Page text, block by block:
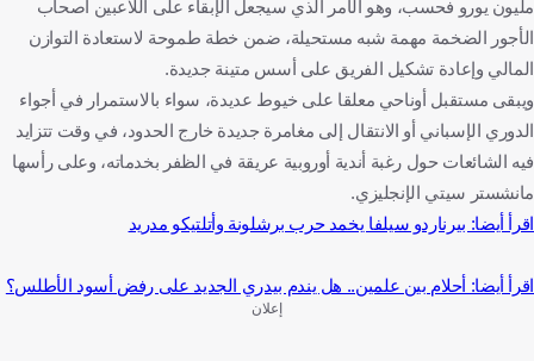
مليون يورو فحسب، وهو الأمر الذي سيجعل الإبقاء على اللاعبين أصحاب
الأجور الضخمة مهمة شبه مستحيلة، ضمن خطة طموحة لاستعادة التوازن
المالي وإعادة تشكيل الفريق على أسس متينة جديدة.
ويبقى مستقبل أوناحي معلقا على خيوط عديدة، سواء بالاستمرار في أجواء
الدوري الإسباني أو الانتقال إلى مغامرة جديدة خارج الحدود، في وقت تتزايد
فيه الشائعات حول رغبة أندية أوروبية عريقة في الظفر بخدماته، وعلى رأسها
مانشستر سيتي الإنجليزي.
اقرأ أيضا: بيرناردو سيلفا يخمد حرب برشلونة وأتلتيكو مدريد
اقرأ أيضا: أحلام بين علمين.. هل يندم بيدري الجديد على رفض أسود الأطلس؟
إعلان